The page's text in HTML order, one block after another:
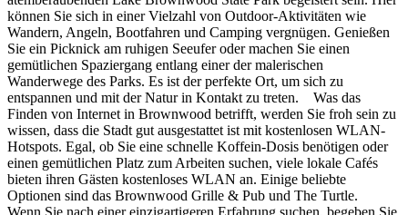
können Sie sich in einer Vielzahl von Outdoor-Aktivitäten wie
Wandern, Angeln, Bootfahren und Camping vergnügen. Genießen
Sie ein Picknick am ruhigen Seeufer oder machen Sie einen
gemütlichen Spaziergang entlang einer der malerischen
Wanderwege des Parks. Es ist der perfekte Ort, um sich zu
entspannen und mit der Natur in Kontakt zu treten. Was das
Finden von Internet in Brownwood betrifft, werden Sie froh sein zu
wissen, dass die Stadt gut ausgestattet ist mit kostenlosen WLAN-
Hotspots. Egal, ob Sie eine schnelle Koffein-Dosis benötigen oder
einen gemütlichen Platz zum Arbeiten suchen, viele lokale Cafés
bieten ihren Gästen kostenloses WLAN an. Einige beliebte
Optionen sind das Brownwood Grille & Pub und The Turtle.
Wenn Sie nach einer einzigartigeren Erfahrung suchen, begeben Sie